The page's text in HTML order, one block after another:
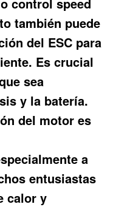
también puede
del ESC para
Es crucial
sea
y la batería.
del motor es
a
entusiastas
calor y